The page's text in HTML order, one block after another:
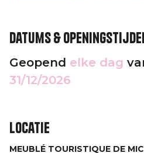
Datums &
Geopend elke dag
31/12/2026
Locatie
MEUBLÉ TOURISTIQUE DE